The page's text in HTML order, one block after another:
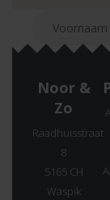
Noor &
Zo
Raadhuisstraat
8
5165 CH
Waspik